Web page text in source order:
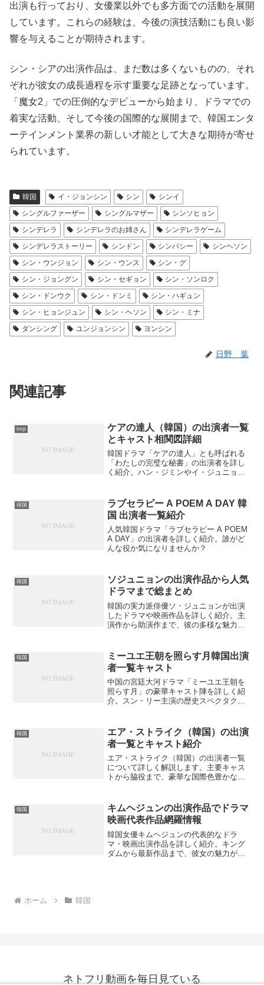
出演も行っており、女優業以外でも多方面での活動を展開
しています。これらの経験は、今後の演技活動にも良い影
響を与えることが期待されます。
シン・シアの出演作品は、まだ数は多くないものの、それ
ぞれが彼女の成長過程を示す重要な足跡となっています。
「魔女2」での圧倒的なデビューから始まり、ドラマでの
着実な活動、そして今後の国際的な展開まで、韓国エンタ
ーテインメント業界の新しい才能として大きな期待が寄せ
られています。
韓国 イ・ジョンシン シン
シンイ
シングルファーザー
シングルマザー
シンソヒョン
シンデレラ
シンデレラのお姉さん
シンデレラゲーム
シンデレラストーリー
シンドン シンパシー
シンヘソン
シン・ウンジョン
シン・ウンス
シン・グ
シン・ジョングン
シン・セギョン
シン・ソンロク
シン・ドンウク
シン・ドンミ
シン・ハギュン
シン・ヒョンジュン
シン・ヘソン
シン・ミナ
ダンシング
ユンジョンシン ヨンシン
日野 葉
関連記事
tmp
ケアの達人（韓国）の出演者一覧
とキャスト相関図詳細
韓国ドラマ「ケアの達人」とも呼ばれる
「わたしの完璧な秘書」の出演者を詳し
く紹介。ハン・ジミンやイ・ジュニョク
韓国
ラブセラピー A POEM A DAY 韓
国 出演者一覧紹介
人気韓国ドラマ「ラブセラピー A POEM
A DAY」の出演者を詳しく紹介。誰がど
んな役か気になりませんか？
韓国
ソジュニョンの出演作品から人気
ドラマまで総まとめ
韓国の実力派俳優ソ・ジュニョンが出演
したドラマや映画作品を詳しく紹介。主
演作から助演作まで、彼の多様な魅力を
韓国
ミーユエ王朝を照らす月韓国出演
者一覧キャスト
中国の宮廷大河ドラマ「ミーユエ王朝を
照らす月」の豪華キャスト陣を詳しく紹
介。スン・リー主演の歴史スペクタクル
ストの意外な素顔をご存知ですか？
韓国
エア・ストライク（韓国）の出演
者一覧とキャスト紹介
エア・ストライク（韓国）の出演者一覧
について詳しく解説します。主要キャス
トから脇役まで、豪華な国際色豊かな俳
との共演は見どころ十分です。この映画
の出演者について知りたくありません
か？
韓国
キムヘジュンの出演作品でドラマ
映画代表作品網羅情報
韓国女優キムヘジュンの代表的なドラ
マ・映画出演作品を詳しく紹介。キング
ダムから最新作品まで、彼女の魅力が詰
ホーム 韓国
ネトフリ動画を毎日見ている